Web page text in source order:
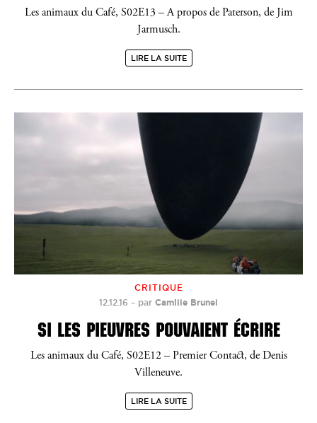
Les animaux du Café, S02E13 – A propos de Paterson, de Jim
Jarmusch.
LIRE LA SUITE
CRITIQUE
12.12.16 – par Camille Brunel
SI LES PIEUVRES POUVAIENT ÉCRIRE
Les animaux du Café, S02E12 – Premier Contact, de Denis
Villeneuve.
LIRE LA SUITE